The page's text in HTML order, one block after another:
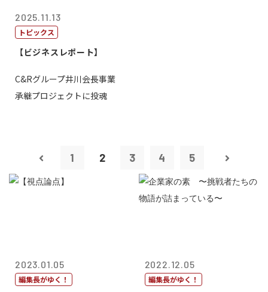
2025.11.13
トピックス
【ビジネスレポート】
C&Rグループ井川会長事業
承継プロジェクトに投魂
1 2 3 4 5
2023.01.05
編集長がゆく！
2022.12.05
編集長がゆく！